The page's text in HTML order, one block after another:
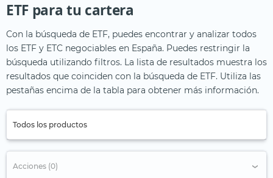
ETF para tu cartera
Con la búsqueda de ETF, puedes encontrar y analizar todos
los ETF y ETC negociables en España. Puedes restringir la
búsqueda utilizando filtros. La lista de resultados muestra los
resultados que coinciden con la búsqueda de ETF. Utiliza las
pestañas encima de la tabla para obtener más información.
Todos los productos
Acciones (0)